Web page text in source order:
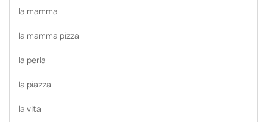
la mamma
la mamma pizza
la perla
la piazza
la vita